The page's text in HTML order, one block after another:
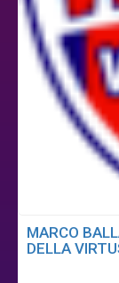
MARCO
DELLA